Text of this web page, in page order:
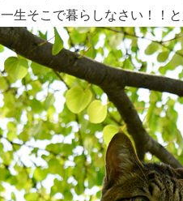
生そこで暮らしなさい！！と